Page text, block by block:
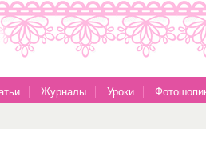
Журналы Уроки